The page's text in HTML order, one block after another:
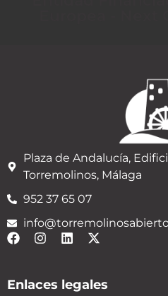
Plaza de Andalucía,
Torremolinos, Málaga
952 37 65 07
Enlaces legales